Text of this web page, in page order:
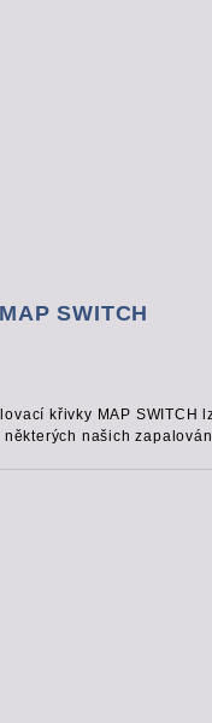
SWITCH
křivky MAP
našich